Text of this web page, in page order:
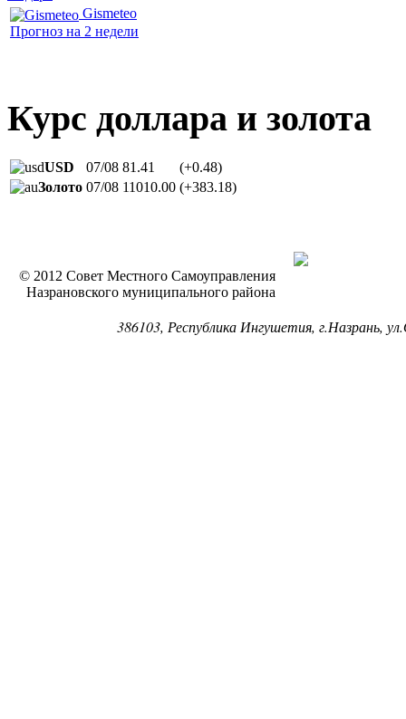
Gismeteo
Прогноз на 2 недели
Курс доллара и золота
USD 07/08 81.41
(+0.48)
Золото 07/08 11010.00 (+383.18)
© 2012 Совет Местного Самоуправления
Назрановского муниципального района
386103, Республика Ингушетия, г.Назрань,